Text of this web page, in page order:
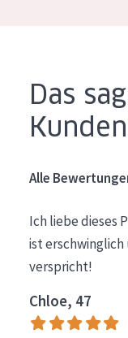
Nachtcreme
Augencreme
PRODUKTLINIE
Essentials
Lift+
Expert
Das
Kunden
Alle
Ich liebe dieses
ist erschwinglich
verspricht!
Chloe, 47